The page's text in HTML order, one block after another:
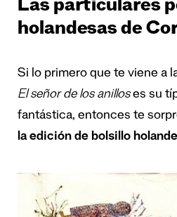
Las particulares
holandesas de
Si lo primero que te viene a
El señor de los anilloses su
fantástica, entonces te
la edición de bolsillo